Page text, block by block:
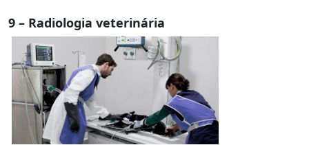
9 – Radiologia veterinária